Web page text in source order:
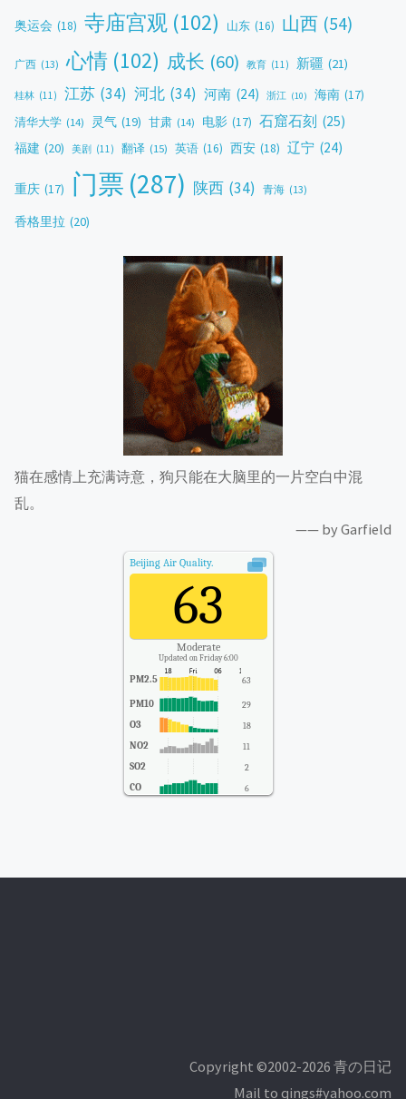
奥运会 (18) 寺庙宫观 (102) 山东 (16) 山西 (54)
广西 (13) 心情 (102) 成长 (60) 教育 (11) 新疆 (21)
桂林 (11) 江苏 (34) 河北 (34) 河南 (24) 浙江 (10) 海南 (17)
清华大学 (14) 灵气 (19) 甘肃 (14) 电影 (17) 石窟石刻 (25)
福建 (20) 美剧 (11) 翻译 (15) 英语 (16) 西安 (18) 辽宁 (24)
重庆 (17) 门票 (287) 陕西 (34) 青海 (13)
香格里拉 (20)
猫在感情上充满诗意，狗只能在大脑里的一片空白中混
乱。
—— by Garfield
Beijing Air Quality.
63
Moderate
Updated on Friday 6:00
PM2.5 63
PM10 29
O3 18
NO2 11
SO2 2
CO 6
Copyright ©2002-2026 青の日记
Mail to qings#yahoo.com